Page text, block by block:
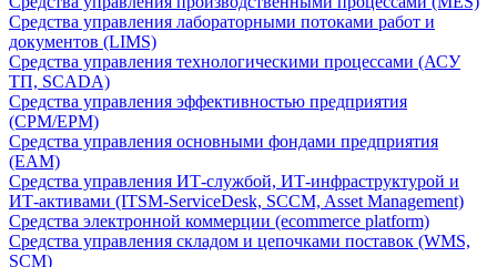
Средства управления лабораторными потоками работ и
документов (LIMS)
Средства управления технологическими процессами (АСУ
ТП, SCADA)
Средства управления эффективностью предприятия
(CPM/EPM)
Средства управления основными фондами предприятия
(EAM)
Средства управления ИТ-службой, ИТ-инфраструктурой и
ИТ-активами (ITSM-ServiceDesk, SCCM, Asset Management)
Средства электронной коммерции (ecommerce platform)
Средства управления складом и цепочками поставок (WMS,
SCM)